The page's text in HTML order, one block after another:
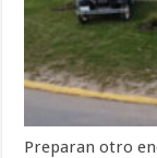
Preparan otro